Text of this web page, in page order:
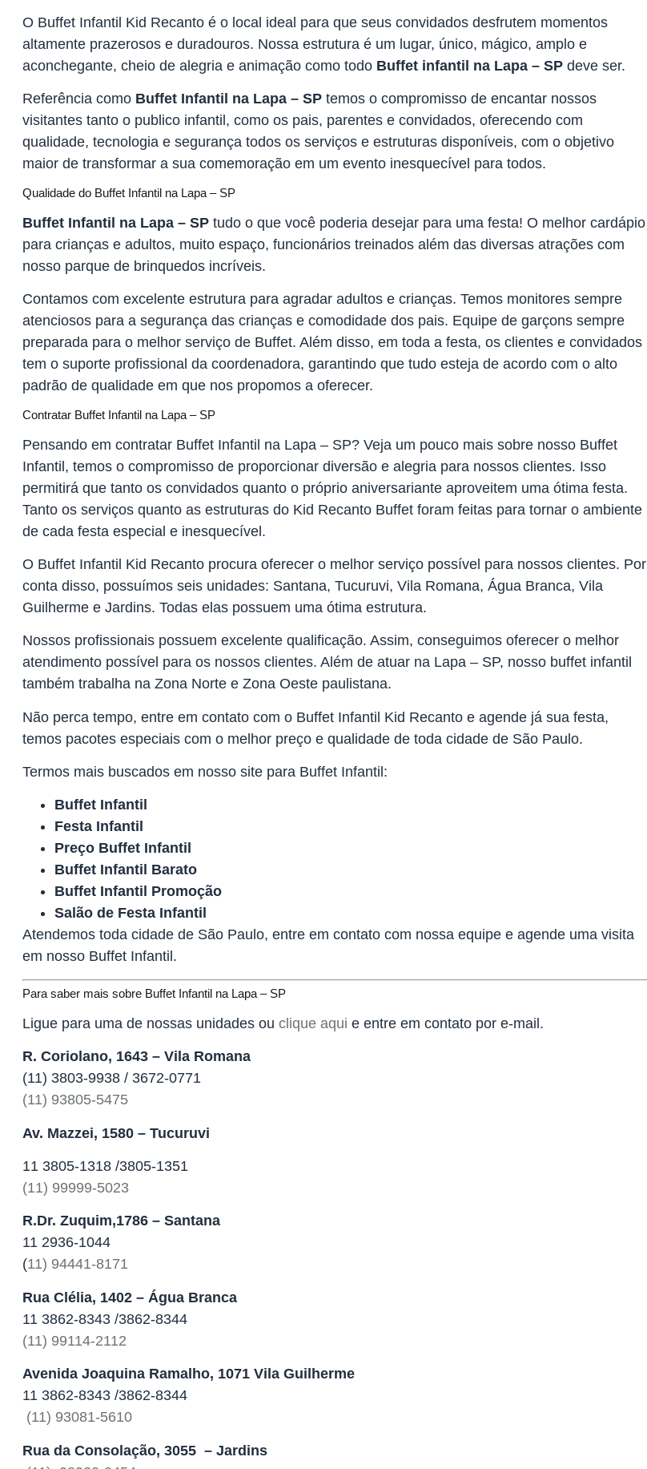
O Buffet Infantil Kid Recanto é o local ideal para que seus convidados desfrutem momentos
altamente prazerosos e duradouros. Nossa estrutura é um lugar, único, mágico, amplo e
aconchegante, cheio de alegria e animação como todo Buffet infantil na Lapa – SP deve ser.
Referência como Buffet Infantil na Lapa – SP temos o compromisso de encantar nossos
visitantes tanto o publico infantil, como os pais, parentes e convidados, oferecendo com
qualidade, tecnologia e segurança todos os serviços e estruturas disponíveis, com o objetivo
maior de transformar a sua comemoração em um evento inesquecível para todos.
Qualidade do Buffet Infantil na Lapa – SP
Buffet Infantil na Lapa – SP tudo o que você poderia desejar para uma festa! O melhor cardápio
para crianças e adultos, muito espaço, funcionários treinados além das diversas atrações com
nosso parque de brinquedos incríveis.
Contamos com excelente estrutura para agradar adultos e crianças. Temos monitores sempre
atenciosos para a segurança das crianças e comodidade dos pais. Equipe de garçons sempre
preparada para o melhor serviço de Buffet. Além disso, em toda a festa, os clientes e convidados
tem o suporte profissional da coordenadora, garantindo que tudo esteja de acordo com o alto
padrão de qualidade em que nos propomos a oferecer.
Contratar Buffet Infantil na Lapa – SP
Pensando em contratar Buffet Infantil na Lapa – SP? Veja um pouco mais sobre nosso Buffet
Infantil, temos o compromisso de proporcionar diversão e alegria para nossos clientes. Isso
permitirá que tanto os convidados quanto o próprio aniversariante aproveitem uma ótima festa.
Tanto os serviços quanto as estruturas do Kid Recanto Buffet foram feitas para tornar o ambiente
de cada festa especial e inesquecível.
O Buffet Infantil Kid Recanto procura oferecer o melhor serviço possível para nossos clientes. Por
conta disso, possuímos seis unidades: Santana, Tucuruvi, Vila Romana, Água Branca, Vila
Guilherme e Jardins. Todas elas possuem uma ótima estrutura.
Nossos profissionais possuem excelente qualificação. Assim, conseguimos oferecer o melhor
atendimento possível para os nossos clientes. Além de atuar na Lapa – SP, nosso buffet infantil
também trabalha na Zona Norte e Zona Oeste paulistana.
Não perca tempo, entre em contato com o Buffet Infantil Kid Recanto e agende já sua festa,
temos pacotes especiais com o melhor preço e qualidade de toda cidade de São Paulo.
Termos mais buscados em nosso site para Buffet Infantil:
Buffet Infantil
Festa Infantil
Preço Buffet Infantil
Buffet Infantil Barato
Buffet Infantil Promoção
Salão de Festa Infantil
Atendemos toda cidade de São Paulo, entre em contato com nossa equipe e agende uma visita
em nosso Buffet Infantil.
Para saber mais sobre Buffet Infantil na Lapa – SP
Ligue para uma de nossas unidades ou clique aqui e entre em contato por e-mail.
R. Coriolano, 1643 – Vila Romana
(11) 3803-9938 / 3672-0771
(11) 93805-5475
Av. Mazzei, 1580 – Tucuruvi
11 3805-1318 /3805-1351
(11) 99999-5023
R.Dr. Zuquim,1786 – Santana
11 2936-1044
(11) 94441-8171
Rua Clélia, 1402 – Água Branca
‎11 3862-8343 /3862-8344
(11) 99114-2112
Avenida Joaquina Ramalho, 1071 Vila Guilherme
‎11 3862-8343 /3862-8344
(11) 93081-5610
Rua da Consolação, 3055 – Jardins